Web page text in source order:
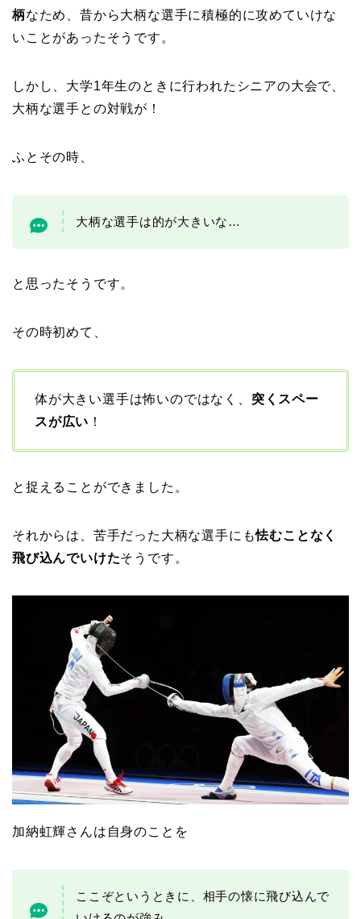
柄なため、昔から大柄な選手に積極的に攻めていけな
いことがあったそうです。
しかし、大学1年生のときに行われたシニアの大会で、
大柄な選手との対戦が！
ふとその時、
大柄な選手は的が大きいな…
と思ったそうです。
その時初めて、
体が大きい選手は怖いのではなく、 突くスペー
スが広い ！
と捉えることができました。
それからは、苦手だった大柄な選手にも怯むことなく
飛び込んでいけたそうです。
加納虹輝さんは自身のことを
ここぞというときに、相手の懐に飛び込んで